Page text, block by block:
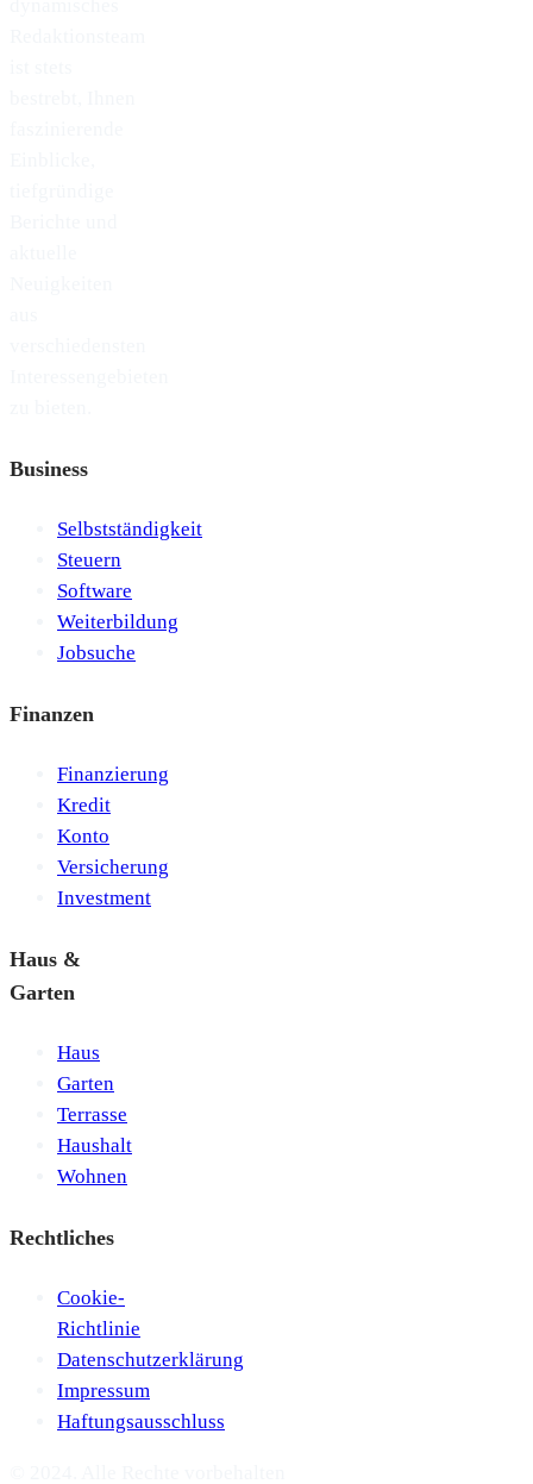
Business
Selbstständigkeit
Steuern
Software
Weiterbildung
Jobsuche
Finanzen
Finanzierung
Kredit
Konto
Versicherung
Investment
Haus &
Garten
Haus
Garten
Terrasse
Haushalt
Wohnen
Rechtliches
Cookie-
Richtlinie
Datenschutzerklärung
Impressum
Haftungsausschluss